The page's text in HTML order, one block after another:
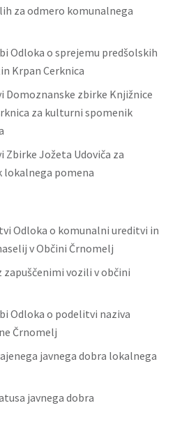
za odmero komunalnega
Odloka o sprejemu predšolskih
Krpan Cerknica
Domoznanske zbirke Knjižnice
za kulturni spomenik
Jožeta Udoviča za
pomena
Odloka o komunalni ureditvi in
v Občini Črnomelj
zapuščenimi vozili v občini
Odloka o podelitvi naziva
Črnomelj
javnega dobra lokalnega
javnega dobra